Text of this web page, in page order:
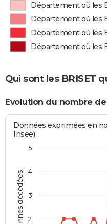
Département où les
Département où les
Département où les
Département où les
Qui sont les BRISET
Evolution du nombre de
Personnes décédées
Données exprimées en
Insee)
2
3
4
5